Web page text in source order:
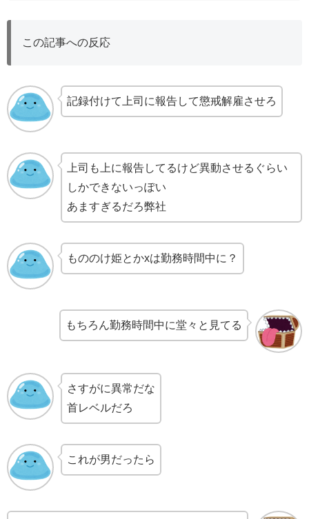
この記事への反応
記録付けて上司に報告して懲戒解雇させろ
上司も上に報告してるけど異動させるぐらい
しかできないっぽい
あますぎるだろ弊社
もののけ姫とかxは勤務時間中に？
もちろん勤務時間中に堂々と見てる
さすがに異常だな
首レベルだろ
これが男だったら